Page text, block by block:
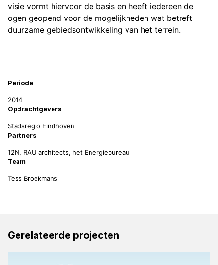
visie vormt hiervoor de basis en heeft iedereen de
ogen geopend voor de mogelijkheden wat betreft
duurzame gebiedsontwikkeling van het terrein.
Periode
2014
Opdrachtgevers
Stadsregio Eindhoven
Partners
12N, RAU architects, het Energiebureau
Team
Tess Broekmans
Gerelateerde projecten